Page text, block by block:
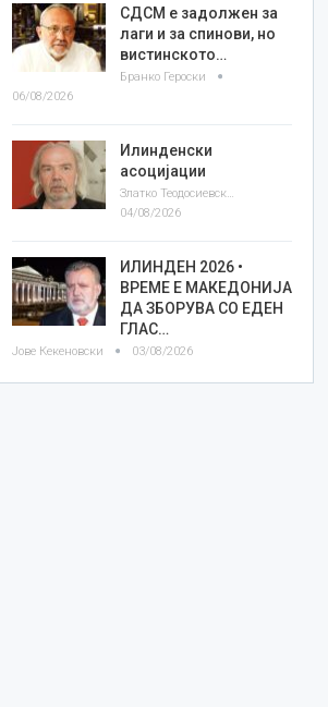
СДСМ е задолжен за
лаги и за спинови, но
вистинското…
Бранко Героски
06/08/2026
Илинденски
асоцијации
Златко Теодосиевски
04/08/2026
ИЛИНДЕН 2026 •
ВРЕМЕ Е МАКЕДОНИЈА
ДА ЗБОРУВА СО ЕДЕН
ГЛАС…
Јове Кекеновски 03/08/2026